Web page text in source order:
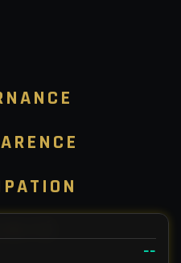
--